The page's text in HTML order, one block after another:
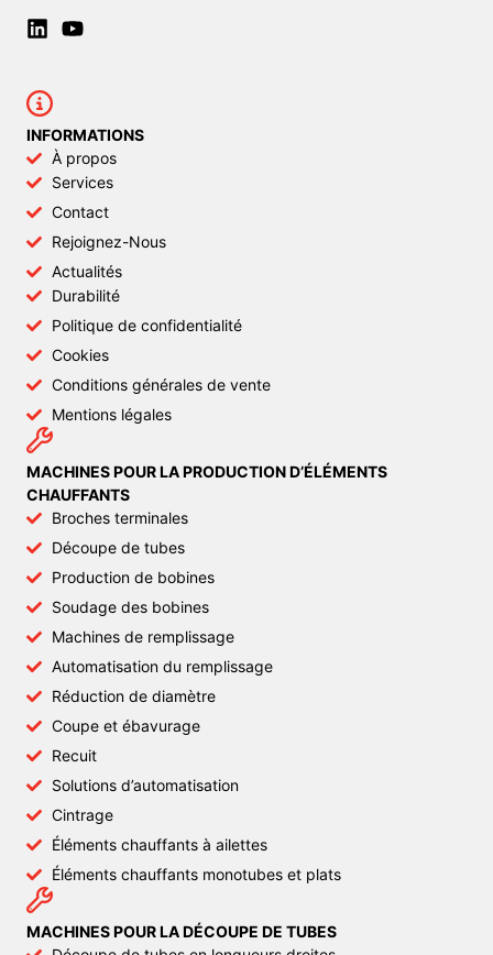
INFORMATIONS
À propos
Services
Contact
Rejoignez-Nous
Actualités
Durabilité
Politique de confidentialité
Cookies
Conditions générales de vente
Mentions légales
MACHINES POUR LA PRODUCTION D’ÉLÉMENTS
CHAUFFANTS
Broches terminales
Découpe de tubes
Production de bobines
Soudage des bobines
Machines de remplissage
Automatisation du remplissage
Réduction de diamètre
Coupe et ébavurage
Recuit
Solutions d’automatisation
Cintrage
Éléments chauffants à ailettes
Éléments chauffants monotubes et plats
MACHINES POUR LA DÉCOUPE DE TUBES